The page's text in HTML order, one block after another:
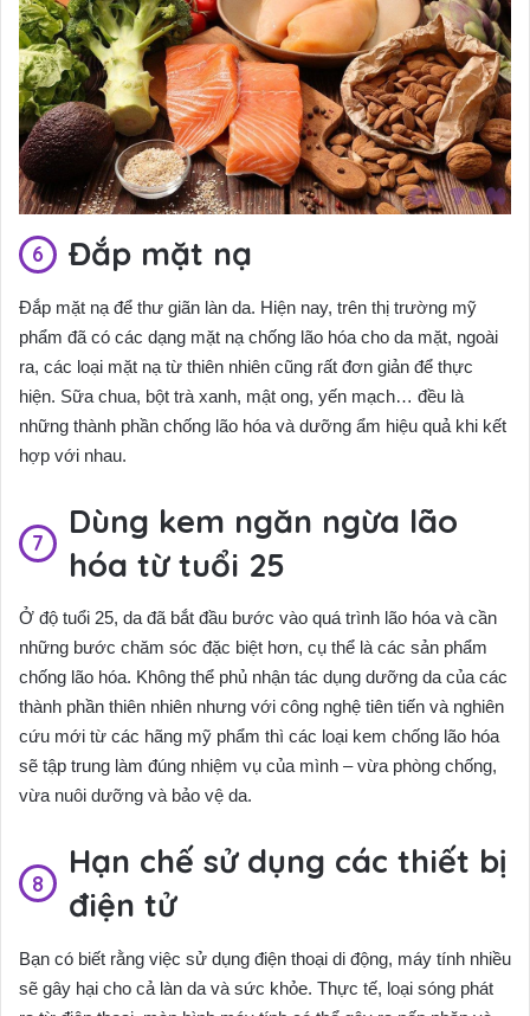
Đắp mặt nạ
Đắp mặt nạ để thư giãn làn da. Hiện nay, trên thị trường mỹ
phẩm đã có các dạng mặt nạ chống lão hóa cho da mặt, ngoài
ra, các loại mặt nạ từ thiên nhiên cũng rất đơn giản để thực
hiện. Sữa chua, bột trà xanh, mật ong, yến mạch… đều là
những thành phần chống lão hóa và dưỡng ẩm hiệu quả khi kết
hợp với nhau.
Dùng kem ngăn ngừa lão
hóa từ tuổi 25
Ở độ tuổi 25, da đã bắt đầu bước vào quá trình lão hóa và cần
những bước chăm sóc đặc biệt hơn, cụ thể là các sản phẩm
chống lão hóa. Không thể phủ nhận tác dụng dưỡng da của các
thành phần thiên nhiên nhưng với công nghệ tiên tiến và nghiên
cứu mới từ các hãng mỹ phẩm thì các loại kem chống lão hóa
sẽ tập trung làm đúng nhiệm vụ của mình – vừa phòng chống,
vừa nuôi dưỡng và bảo vệ da.
Hạn chế sử dụng các thiết bị
điện tử
Bạn có biết rằng việc sử dụng điện thoại di động, máy tính nhiều
sẽ gây hại cho cả làn da và sức khỏe. Thực tế, loại sóng phát